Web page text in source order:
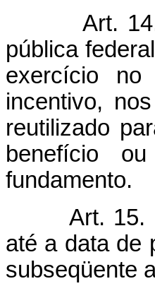
Art. 14.
pública
exercício no
incentivo,
reutilizado
benefício
fundamento.
Art. 15. Ao
até a data de
subseqüente